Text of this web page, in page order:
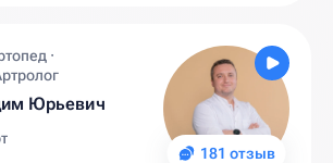
181 отзыв
·
Юрьевич